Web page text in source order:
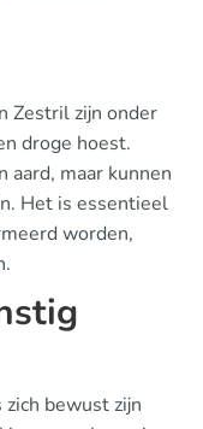
Zestril zijn onder
droge hoest.
aard, maar kunnen
Het is essentieel
worden,
bewust zijn